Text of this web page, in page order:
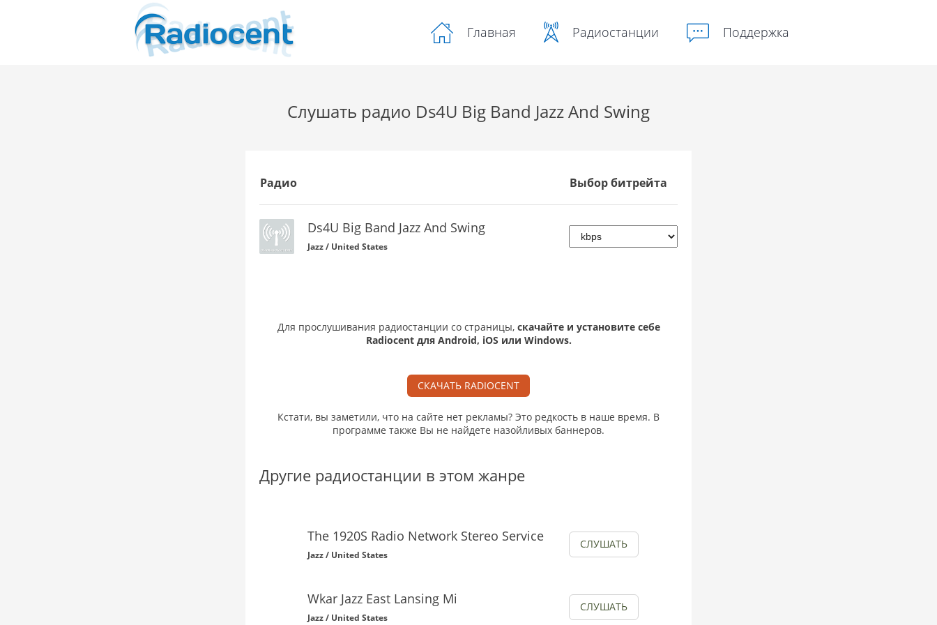
Главная Радиостанции Поддержка
Слушать радио Ds4U Big Band Jazz And Swing
Радио Выбор битрейта
Ds4U Big Band Jazz And Swing
Jazz / United States
Для прослушивания радиостанции со страницы, скачайте и установите себе
Radiocent для Android, iOS или Windows.
СКАЧАТЬ RADIOCENT
Кстати, вы заметили, что на сайте нет рекламы? Это редкость в наше время. В
программе также Вы не найдете назойливых баннеров.
Другие радиостанции в этом жанре
The 1920S Radio Network Stereo Service
Jazz / United States
СЛУШАТЬ
Wkar Jazz East Lansing Mi
Jazz / United States
СЛУШАТЬ